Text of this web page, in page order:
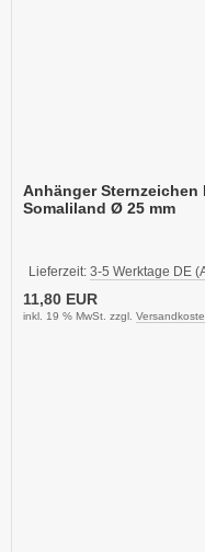
Anhänger Sternzeichen
Somaliland Ø 25 mm
Lieferzeit: 3-5 Werktage DE
11,80 EUR
inkl. 19 % MwSt. zzgl.